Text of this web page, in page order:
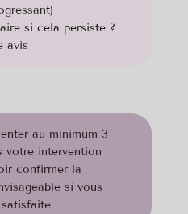
si cela persiste ?
avis
au minimum 3
votre intervention
confirmer la
si vous
satisfaite.